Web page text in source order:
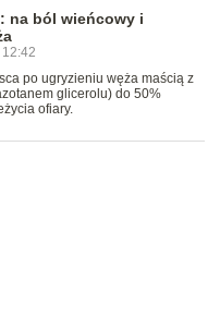
na ból wieńcowy i
po ugryzieniu węża maścią z
glicerolu) do 50%
ofiary.